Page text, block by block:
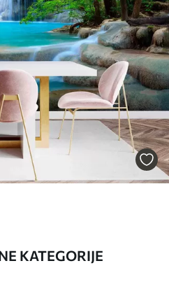
KATEGORIJE